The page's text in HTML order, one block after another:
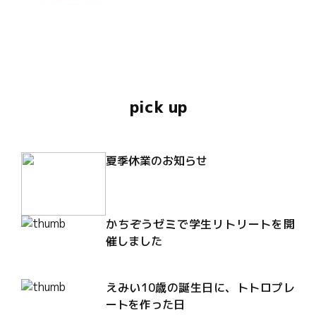
pick up
夏季休業のお知らせ
かちぞうゼミで学生リトリートを開
催しました
えみい10歳の誕生日に、トトロプレ
ートを作った日